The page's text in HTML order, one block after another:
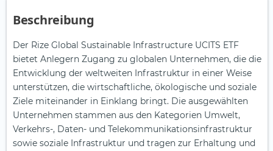
Beschreibung
Der Rize Global Sustainable Infrastructure UCITS ETF
bietet Anlegern Zugang zu globalen Unternehmen, die die
Entwicklung der weltweiten Infrastruktur in einer Weise
unterstützen, die wirtschaftliche, ökologische und soziale
Ziele miteinander in Einklang bringt. Die ausgewählten
Unternehmen stammen aus den Kategorien Umwelt,
Verkehrs-, Daten- und Telekommunikationsinfrastruktur
sowie soziale Infrastruktur und tragen zur Erhaltung und